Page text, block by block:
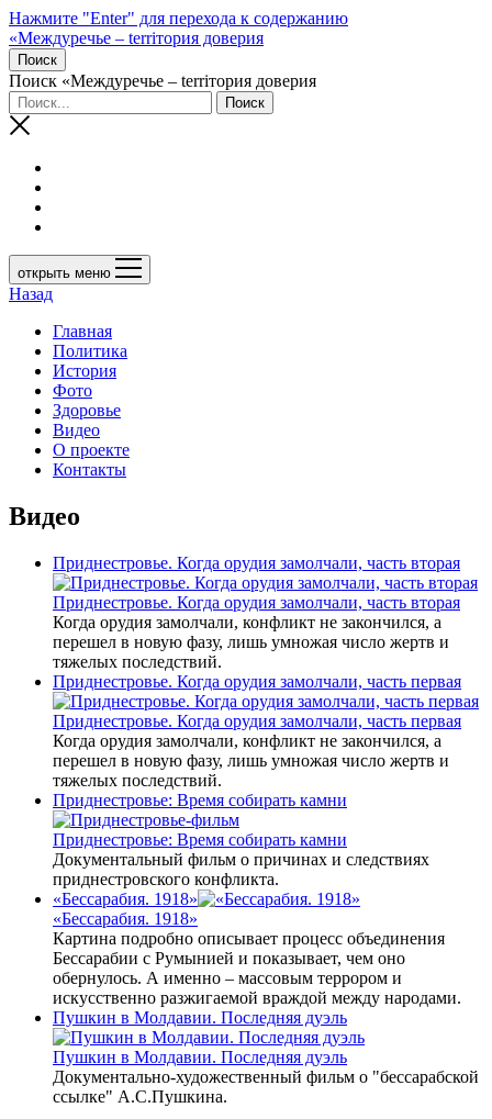
Нажмите "Enter" для перехода к содержанию
«Междуречье – terriтория доверия
Поиск
Поиск «Междуречье – terriтория доверия
открыть меню
Назад
Главная
Политика
История
Фото
Здоровье
Видео
О проекте
Контакты
Видео
Приднестровье. Когда орудия замолчали, часть вторая
Приднестровье. Когда орудия замолчали, часть вторая
Когда орудия замолчали, конфликт не закончился, а
перешел в новую фазу, лишь умножая число жертв и
тяжелых последствий.
Приднестровье. Когда орудия замолчали, часть первая
Приднестровье. Когда орудия замолчали, часть первая
Когда орудия замолчали, конфликт не закончился, а
перешел в новую фазу, лишь умножая число жертв и
тяжелых последствий.
Приднестровье: Время собирать камни
Приднестровье: Время собирать камни
Документальный фильм о причинах и следствиях
приднестровского конфликта.
«Бессарабия. 1918»
«Бессарабия. 1918»
Картина подробно описывает процесс объединения
Бессарабии с Румынией и показывает, чем оно
обернулось. А именно – массовым террором и
искусственно разжигаемой враждой между народами.
Пушкин в Молдавии. Последняя дуэль
Пушкин в Молдавии. Последняя дуэль
Документально-художественный фильм о "бессарабской
ссылке" А.С.Пушкина.